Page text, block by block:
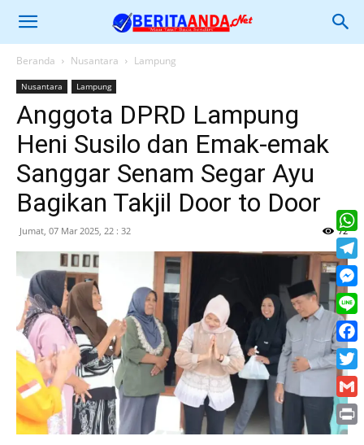
Beranda Nusantara Lampung
Nusantara Lampung
Anggota DPRD Lampung
Heni Susilo dan Emak-emak
Sanggar Senam Segar Ayu
Bagikan Takjil Door to Door
Jumat, 07 Mar 2025, 22 : 32 72
Line
Print